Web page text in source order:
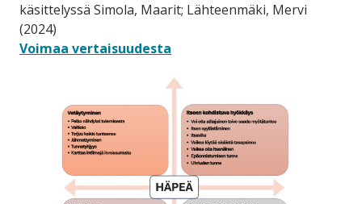
käsittelyssä Simola, Maarit; Lähteenmäki, Mervi
(2024)
Voimaa vertaisuudesta